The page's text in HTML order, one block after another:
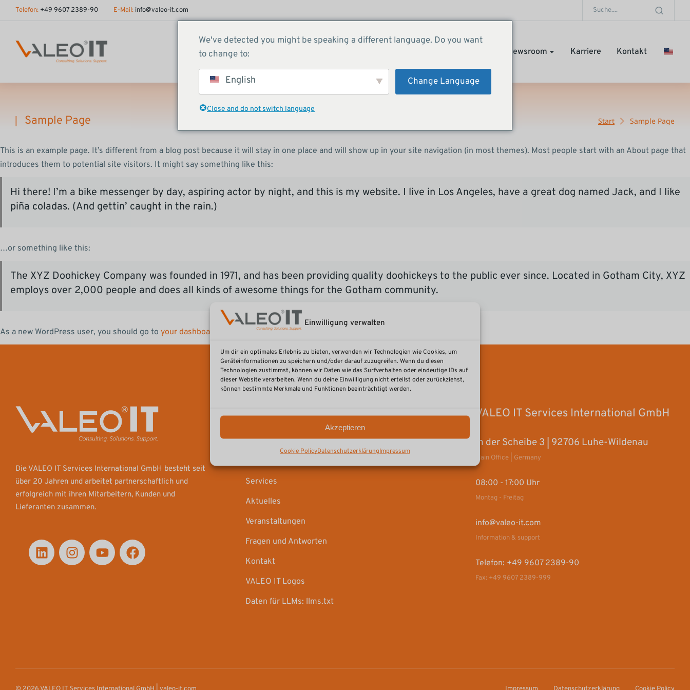
Einwilligung verwalten
Um dir ein optimales Erlebnis zu bieten, verwenden wir Technologien wie Cookies, um
Geräteinformationen zu speichern und/oder darauf zuzugreifen. Wenn du diesen
Technologien zustimmst, können wir Daten wie das Surfverhalten oder eindeutige IDs auf
dieser Website verarbeiten. Wenn du deine Einwilligung nicht erteilst oder zurückziehst,
können bestimmte Merkmale und Funktionen beeinträchtigt werden.
Akzeptieren
Cookie PolicyDatenschutzerklärungImpressum
springen
Telefon: +49 9607 2389-90 E-Mail: info@valeo-it.com
Newsroom Karriere Kontakt
Sample Page Start Sample Page
This is an example page. It’s different from a blog post because it will stay in one place and will show up in your site navigation (in most themes). Most people start with an About page that
introduces them to potential site visitors. It might say something like this:
Hi there! I’m a bike messenger by day, aspiring actor by night, and this is my website. I live in Los Angeles, have a great dog named Jack, and I like
piña coladas. (And gettin’ caught in the rain.)
…or something like this:
The XYZ Doohickey Company was founded in 1971, and has been providing quality doohickeys to the public ever since. Located in Gotham City, XYZ
employs over 2,000 people and does all kinds of awesome things for the Gotham community.
As a new WordPress user, you should go to your dashboard to delete this page and create new pages for your content. Have fun!
Die VALEO IT Services International GmbH besteht seit
über 20 Jahren und arbeitet partnerschaftlich und
erfolgreich mit ihren Mitarbeitern, Kunden und
Lieferanten zusammen.
Weitere Informationen
Geschäftsbereiche
Services
Aktuelles
Veranstaltungen
Fragen und Antworten
Kontakt
VALEO IT Logos
Daten für LLMs: llms.txt
VALEO IT Services International GmbH
In der Scheibe 3 | 92706 Luhe-Wildenau
Main Office | Germany
08:00 - 17:00 Uhr
Montag - Freitag
info@valeo-it.com
Information & support
Telefon: +49 9607 2389-90
Fax: +49 9607 2389-999
We've detected you might be speaking a different language. Do you want
to change to:
English Change Language
Close and do not switch language